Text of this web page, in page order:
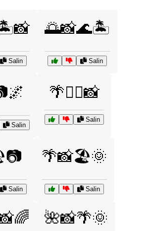
Foto Stiker dengan emoji
Salin
🌅📸🌊🏝️
Salin
Salin
🌴🏄‍♂️📸
Salin
Salin
🌴📸🏖️🌞
Salin
🌺📸🌴🌞